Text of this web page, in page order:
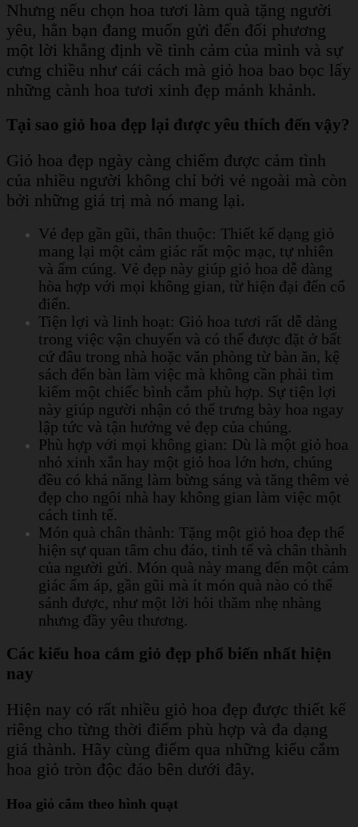
Nhưng nếu chọn hoa tươi làm quà tặng người
yêu, hẳn bạn đang muốn gửi đến đối phương
một lời khẳng định về tình cảm của mình và sự
cưng chiều như cái cách mà giỏ hoa bao bọc lấy
những cành hoa tươi xinh đẹp mảnh khảnh.
Tại sao giỏ hoa đẹp lại được yêu thích đến vậy?
Giỏ hoa đẹp ngày càng chiếm được cảm tình
của nhiều người không chỉ bởi vẻ ngoài mà còn
bởi những giá trị mà nó mang lại.
Vẻ đẹp gần gũi, thân thuộc: Thiết kế dạng giỏ
mang lại một cảm giác rất mộc mạc, tự nhiên
và ấm cúng. Vẻ đẹp này giúp giỏ hoa dễ dàng
hòa hợp với mọi không gian, từ hiện đại đến cổ
điển.
Tiện lợi và linh hoạt: Giỏ hoa tươi rất dễ dàng
trong việc vận chuyển và có thể được đặt ở bất
cứ đâu trong nhà hoặc văn phòng từ bàn ăn, kệ
sách đến bàn làm việc mà không cần phải tìm
kiếm một chiếc bình cắm phù hợp. Sự tiện lợi
này giúp người nhận có thể trưng bày hoa ngay
lập tức và tận hưởng vẻ đẹp của chúng.
Phù hợp với mọi không gian: Dù là một giỏ hoa
nhỏ xinh xắn hay một giỏ hoa lớn hơn, chúng
đều có khả năng làm bừng sáng và tăng thêm vẻ
đẹp cho ngôi nhà hay không gian làm việc một
cách tinh tế.
Món quà chân thành: Tặng một giỏ hoa đẹp thể
hiện sự quan tâm chu đáo, tinh tế và chân thành
của người gửi. Món quà này mang đến một cảm
giác ấm áp, gần gũi mà ít món quà nào có thể
sánh được, như một lời hỏi thăm nhẹ nhàng
nhưng đầy yêu thương.
Các kiểu hoa cắm giỏ đẹp phổ biến nhất hiện
nay
Hiện nay có rất nhiều giỏ hoa đẹp được thiết kế
riêng cho từng thời điểm phù hợp và đa dạng
giá thành. Hãy cùng điểm qua những kiểu cắm
hoa giỏ tròn độc đáo bên dưới đây.
Hoa giỏ cắm theo hình quạt